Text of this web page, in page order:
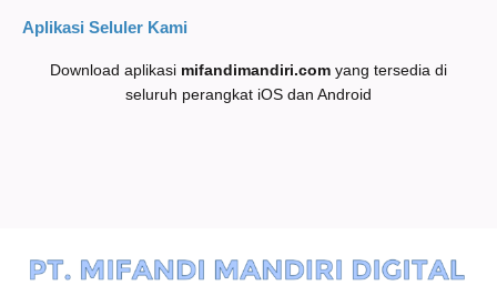
Aplikasi Seluler Kami
Download aplikasi mifandimandiri.com yang tersedia di
seluruh perangkat iOS dan Android